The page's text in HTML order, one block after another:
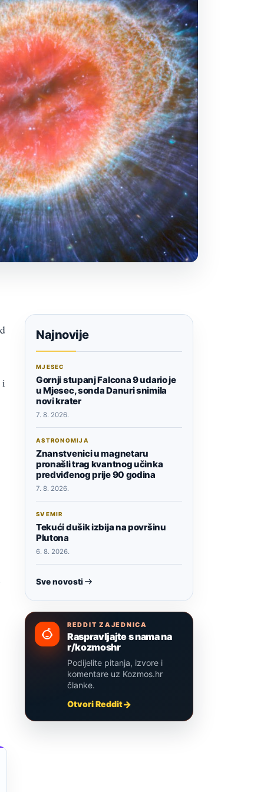
i
Najnovije
MJESEC
Gornji stupanj Falcona 9 udario je
u Mjesec, sonda Danuri snimila
novi krater
7. 8. 2026.
ASTRONOMIJA
Znanstvenici u magnetaru
pronašli trag kvantnog učinka
predviđenog prije 90 godina
7. 8. 2026.
SVEMIR
Tekući dušik izbija na površinu
Plutona
6. 8. 2026.
Sve novosti
REDDIT ZAJEDNICA
Raspravljajte s nama na
r/kozmoshr
Podijelite pitanja, izvore i
komentare uz Kozmos.hr
članke.
Otvori Reddit